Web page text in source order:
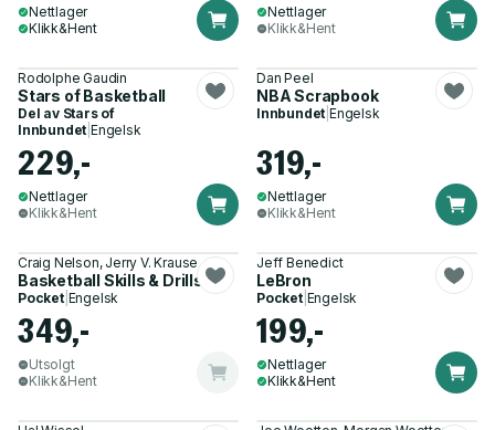
Nettlager
Klikk&Hent
Nettlager
Klikk&Hent
Rodolphe Gaudin
Stars of Basketball
Del av Stars of
Innbundet |Engelsk
229,-
Nettlager
Klikk&Hent
Dan Peel
NBA Scrapbook
Innbundet |Engelsk
319,-
Nettlager
Klikk&Hent
Craig Nelson, Jerry V. Krause
Basketball Skills & Drills
Pocket| Engelsk
349,-
Utsolgt
Klikk&Hent
Jeff Benedict
LeBron
Pocket| Engelsk
199,-
Nettlager
Klikk&Hent